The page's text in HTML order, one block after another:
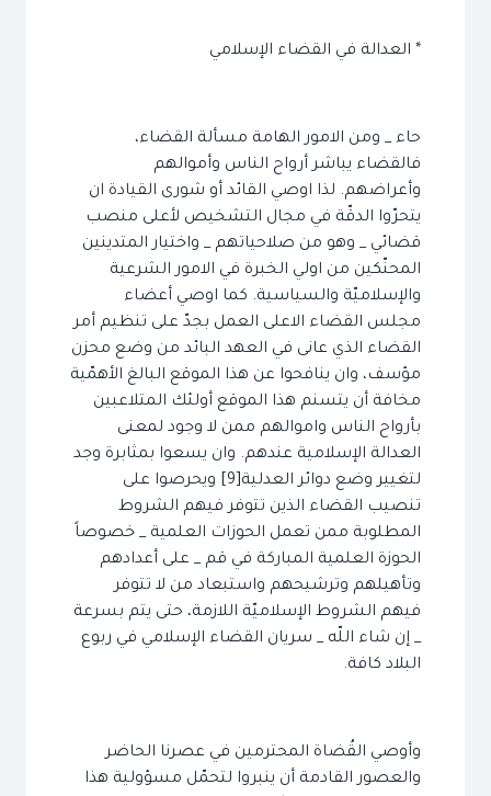
* العدالة في القضاء الإسلامي
حاء _ ومن الامور الهامة مسألة القضاء،
فالقضاء يباشر أرواح الناس وأموالهم
وأعراضهم. لذا اوصي القائد أو شورى القيادة ان
يتحرّوا الدقّة في مجال التشخيص لأعلى منصب
قضائي _ وهو من صلاحياتهم _ واختيار المتدينين
المحنّكين من اولي الخبرة في الامور الشرعية
والإسلاميّة والسياسية. كما اوصي أعضاء
مجلس القضاء الاعلى العمل بجدّ على تنظيم أمر
القضاء الذي عانى في العهد البائد من وضع محزن
مؤسف، وان ينافحوا عن هذا الموقع البالغ الأهمّية
مخافة أن يتسنم هذا الموقع أولئك المتلاعبين
بأرواح الناس واموالهم ممن لا وجود لمعنى
العدالة الإسلامية عندهم. وان يسعوا بمثابرة وجد
لتغيير وضع دوائر العدلية[9] ويحرصوا على
تنصيب القضاء الذين تتوفر فيهم الشروط
المطلوبة ممن تعمل الحوزات العلمية _ خصوصاً
الحوزة العلمية المباركة في قم _ على أعدادهم
وتأهيلهم وترشيحهم واستبعاد من لا تتوفر
فيهم الشروط الإسلاميّة اللازمة، حتى يتم بسرعة
_ إن شاء اللّه _ سريان القضاء الإسلامي في ربوع
البلاد كافة.
وأوصي القُضاة المحترمين في عصرنا الحاضر
والعصور القادمة أن ينبروا لتحمّل مسؤولية هذا